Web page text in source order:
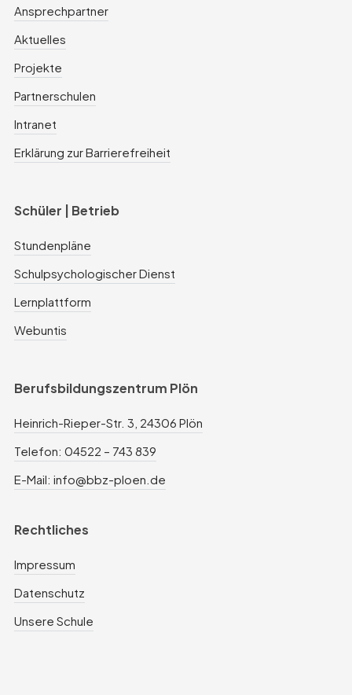
Ansprechpartner
Aktuelles
Projekte
Partnerschulen
Intranet
Erklärung zur Barrierefreiheit
Schüler | Betrieb
Stundenpläne
Schulpsychologischer Dienst
Lernplattform
Webuntis
Berufsbildungszentrum Plön
Heinrich-Rieper-Str. 3, 24306 Plön
Telefon: 04522 – 743 839
E-Mail: info@bbz-ploen.de
Rechtliches
Impressum
Datenschutz
Unsere Schule